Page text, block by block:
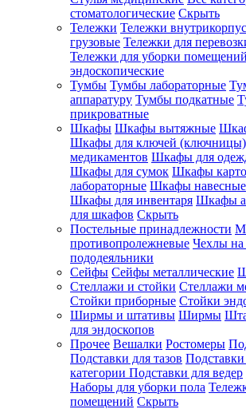
стоматологические Скрыть
Тележки Тележки
грузовые Тележки для
Тележки для уборки помещений
эндоскопические
Тумбы Тумбы лабораторные
аппаратуру Тумбы подкатные
прикроватные
Шкафы Шкафы вытяжные
Шкафы для ключей (ключницы)
медикаментов Шкафы для
Шкафы для сумок Шкафы
лабораторные Шкафы навесные
Шкафы для инвентаря Шкафы
для шкафов Скрыть
Постельные принадлежности
противопролежневые Чехлы на
пододеяльники
Сейфы Сейфы металлические
Стеллажи и стойки Стеллажи
Стойки приборные Стойки
Ширмы и штативы Ширмы
для эндоскопов
Прочее Вешалки Ростомеры
Подставки для тазов
категории Подставки для ведер
Наборы для уборки пола
помещений Скрыть